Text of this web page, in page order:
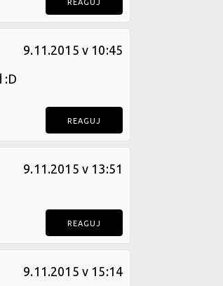
REAGUJ
9.11.2015 v 10:45
:D
REAGUJ
9.11.2015 v 13:51
REAGUJ
9.11.2015 v 15:14